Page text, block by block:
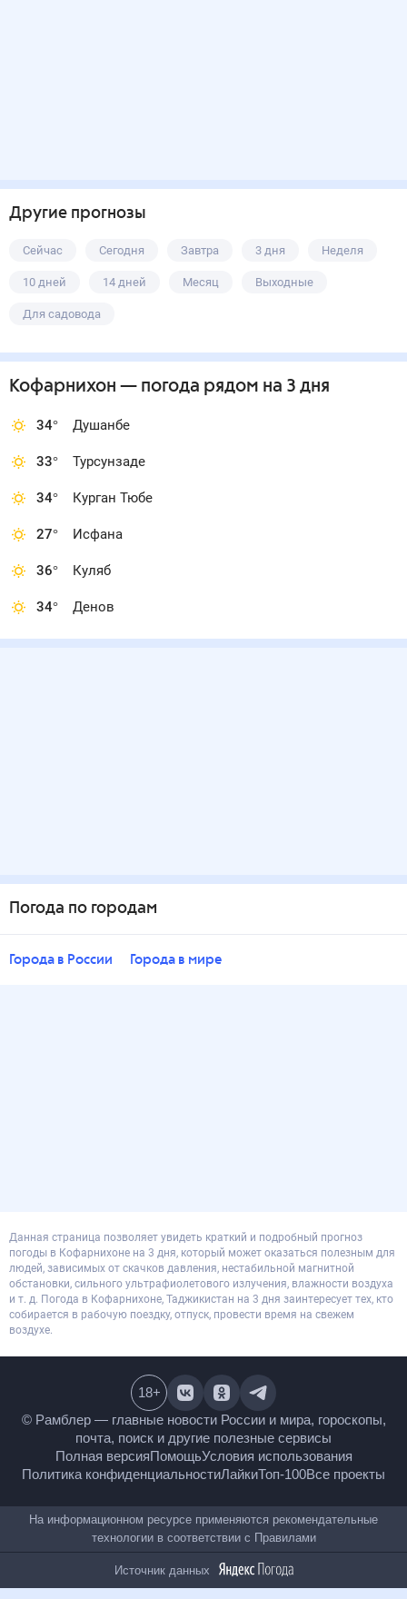
Другие прогнозы
Сейчас Сегодня Завтра 3 дня Неделя
10 дней 14 дней Месяц Выходные
Для садовода
Кофарнихон — погода рядом на 3 дня
34° Душанбе
33° Турсунзаде
34° Курган Тюбе
27° Исфана
36° Куляб
34° Денов
Погода по городам
Города в России Города в мире
Данная страница позволяет увидеть краткий и подробный прогноз
погоды в Кофарнихоне на 3 дня, который может оказаться полезным для
людей, зависимых от скачков давления, нестабильной магнитной
обстановки, сильного ультрафиолетового излучения, влажности воздуха
и т. д. Погода в Кофарнихоне, Таджикистан на 3 дня заинтересует тех, кто
собирается в рабочую поездку, отпуск, провести время на свежем
воздухе.
© Рамблер — главные новости России и мира,
гороскопы, почта, поиск и другие полезные сервисы
Полная версияПомощьУсловия использования
Политика конфиденциальностиЛайкиТоп-100
18+
На информационном ресурсе применяются
рекомендательные технологии в соответствии сПравилами
Источник данных